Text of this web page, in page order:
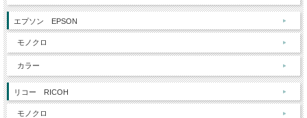
エプソン EPSON
モノクロ
カラー
リコー RICOH
モノクロ